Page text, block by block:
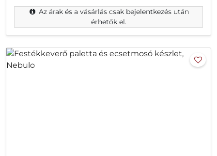
Az árak és a vásárlás csak bejelentkezés után
érhetők el.